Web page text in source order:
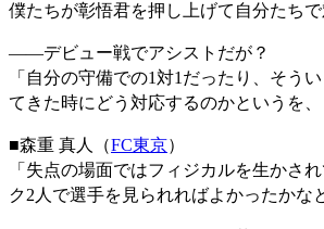
僕たちが彰悟君を押し上げて自分たち
――デビュー戦でアシストだが？
「自分の守備での1対1だったり、そう
てきた時にどう対応するのかというを
■森重 真人（FC東京）
「失点の場面ではフィジカルを生かさ
ク2人で選手を見られればよかったかな